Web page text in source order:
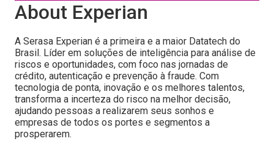
About Experian
A Serasa Experian é a primeira e a maior Datatech do
Brasil. Líder em soluções de inteligência para análise de
riscos e oportunidades, com foco nas jornadas de
crédito, autenticação e prevenção à fraude. Com
tecnologia de ponta, inovação e os melhores talentos,
transforma a incerteza do risco na melhor decisão,
ajudando pessoas a realizarem seus sonhos e
empresas de todos os portes e segmentos a
prosperarem.